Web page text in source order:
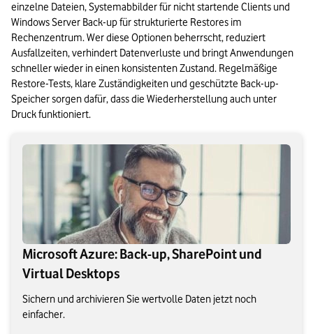
einzelne Dateien, Systemabbilder für nicht startende Clients und
Windows Server Back-up für strukturierte Restores im
Rechenzentrum. Wer diese Optionen beherrscht, reduziert
Ausfallzeiten, verhindert Datenverluste und bringt Anwendungen
schneller wieder in einen konsistenten Zustand. Regelmäßige
Restore-Tests, klare Zuständigkeiten und geschützte Back-up-
Speicher sorgen dafür, dass die Wiederherstellung auch unter
Druck funktioniert.
Microsoft Azure: Back-up, SharePoint und
Virtual Desktops
Sichern und archivieren Sie wertvolle Daten jetzt noch
einfacher.